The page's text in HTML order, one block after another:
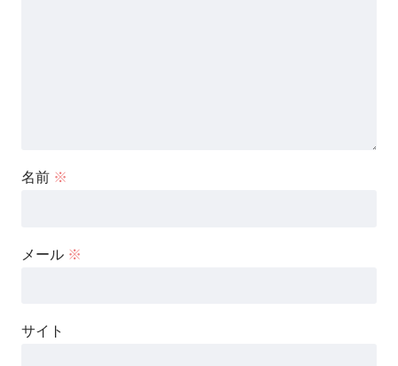
名前 ※
メール ※
サイト